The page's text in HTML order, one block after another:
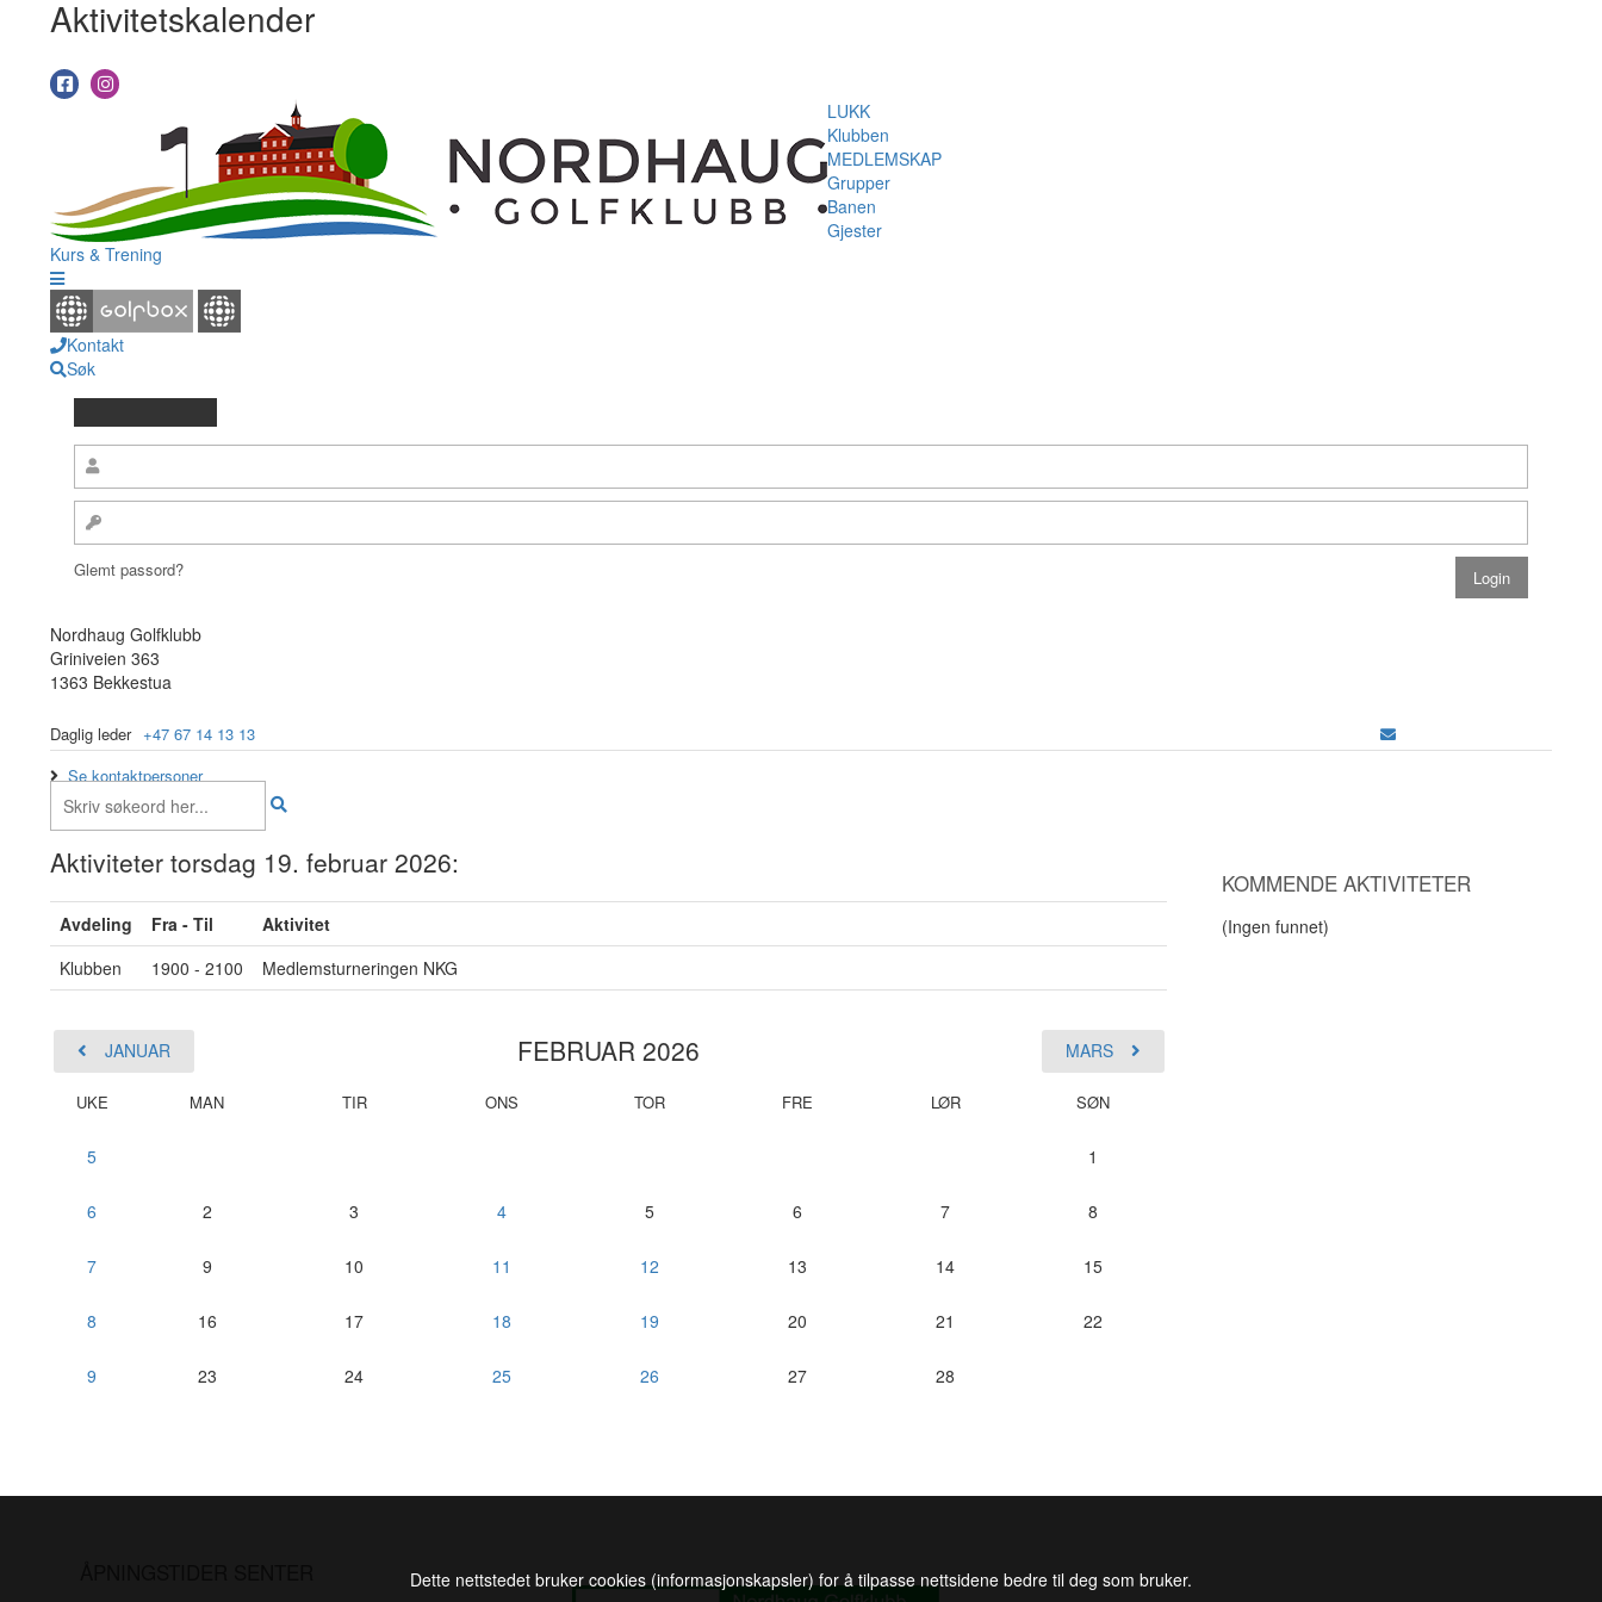
Aktivitetskalender
LUKK
Klubben
MEDLEMSKAP
Grupper
Banen
Gjester
Kurs & Trening
Kontakt
Søk
Glemt passord?
Nordhaug Golfklubb
Griniveien 363
1363 Bekkestua
Daglig leder +47 67 14 13 13
Se kontaktpersoner
Aktiviteter torsdag 19. februar 2026:
Avdeling Fra - Til
Aktivitet
Klubben
1900 - 2100 Medlemsturneringen NKG
JANUAR MARS
FEBRUAR 2026
UKE MAN TIR ONS TOR FRE LØR SØN
5 1
6 2 3 4 5 6 7 8
7 9 10 11 12 13 14 15
8 16 17 18 19 20 21 22
9 23 24 25 26 27 28
KOMMENDE AKTIVITETER
(Ingen funnet)
Dette nettstedet bruker cookies (informasjonskapsler) for å tilpasse nettsidene bedre til deg som bruker.